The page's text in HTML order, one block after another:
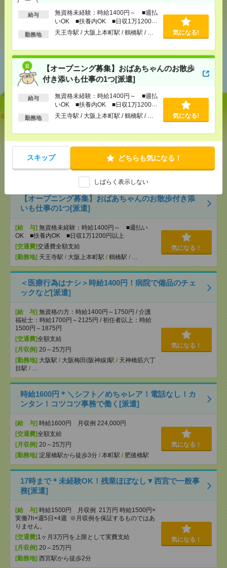
給与
無資格未経験：時給1400円～ ■週払
いOK ■扶養内OK ■日収1万1200円
以上
勤務地 天王寺駅 / 大阪上本町駅 / 鶴橋駅 / … 気になる!
【オープニング募集】おばあちゃんのお散歩
付き添いも仕事の1つ[派遣]
給与
無資格未経験：時給1400円～ ■週払
いOK ■扶養内OK ■日収1万1200円
以上
勤務地 天王寺駅 / 大阪上本町駅 / 鶴橋駅 / … 気になる!
スキップ どちらも気になる！
しばらく表示しない
ツイート ブックマーク
あなたの閲覧履歴からの
おすすめ
志望動機も履歴書も不要！日収1.1万円～＊未経験OK
の介護[派遣]
[給 与]無資格未経験：時給1400円～ ■週払い
[交通費]交通費全額支給
大阪上本町駅/鶴橋駅/…
気になる！
【オープニング募集】おばあちゃんのお散歩付き添
いも仕事の1つ[派遣]
[給 与] 無資格未経験：時給1400円～ ■週払い
OK ■扶養内OK ■日収1万1200円以上
[交通費]交通費全額支給
[勤務地] 天王寺駅 / 大阪上本町駅 / 鶴橋駅 / …
気になる！
＜医療行為はナシ＞時給1400円！病院で備品のチェ
ックなど[派遣]
[給 与] 無資格の方：時給1400円～1750円 / 介護
福祉士：時給1700円～2125円 / 初任者以上：時給
1500円～1875円
[交通費]全額支給
[月収例] 20～25万円
[勤務地] 大阪駅 / 大阪梅田(阪神線)駅 / 天神橋筋六丁
目駅 / …
気になる！
時給1600円＊＼シフト／めちゃレア！電話なし！カ
ンタン！コツコツ事務で働く[派遣]
[給 与] 時給1600円 月収例 224,000円
[交通費]全額支給
[月収例] 20～25万円
[勤務地] 淀屋橋駅から徒歩3分 / 本町駅 / 肥後橋駅
気になる！
17時まで＊未経験OK！残業ほぼなし▼西宮で一般事
務[派遣]
[給 与] 時給1500円 月収例 21万円 時給1500円×
実働7h×週5日×4週 ※月収例を保証するものではあ
りません。
[交通費] 1ヶ月3万円を上限として実費支給
[月収例] 20～25万円
[勤務地] 西宮駅から徒歩2分
気になる！